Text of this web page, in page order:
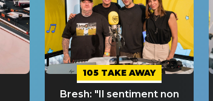
105 TAKE AWAY
Bresh: "Il sentiment non